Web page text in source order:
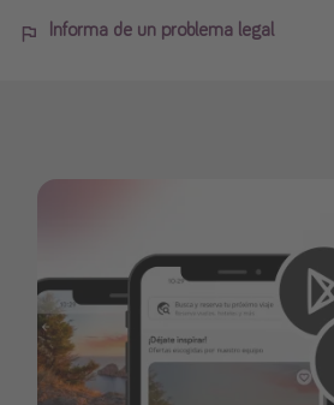
Informa de un problema legal